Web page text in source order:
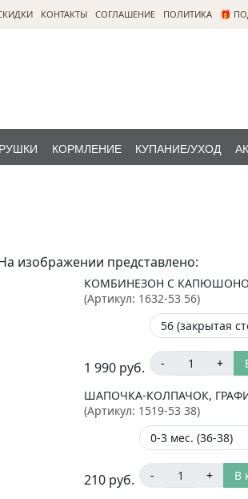
КОНТАКТЫ CОГЛАШЕНИЕ ПОЛИТИКА 🎁
КОРМЛЕНИЕ КУПАНИЕ/УХОД
изображении представлено:
КОМБИНЕЗОН С
(Артикул: 1632-53 56)
1 990 руб. - +
ШАПОЧКА-КОЛПАЧОК,
(Артикул: 1519-53 38)
210 руб. - + В